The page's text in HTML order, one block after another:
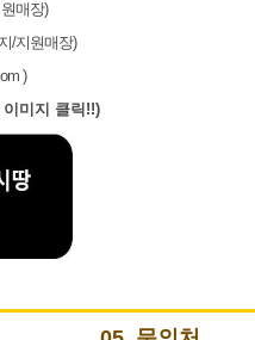
매장)
/지원매장)
)
이미지 클릭!!)